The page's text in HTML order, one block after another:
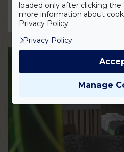
MEGNÉZEM
loaded only after clicking
more information about
Privacy Policy.
Privacy Policy
Manage